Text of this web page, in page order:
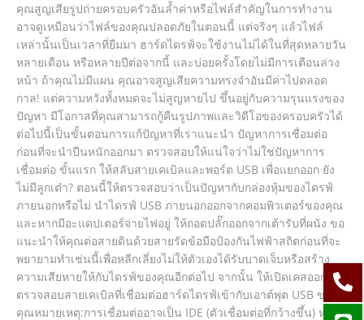
คุณสูญเสียรูปถ่ายครอบครัวอันล้ำค่าหรือไฟล์สำคัญในการทำงาน
อาจดูเหมือนว่าไฟล์ของคุณปลอดภัยในตอนนี้ แต่จริงๆ แล้วไฟล์
เหล่านั้นเป็นเวลาที่ยืมมา ฮาร์ดไดรฟ์จะใช้งานไม่ได้ในที่สุดหลายวัน
หลายเดือน หรือหลายปีต่อจากนี้ และบ่อยครั้งโดยไม่มีการเตือนล่วง
หน้า ถ้าคุณไม่มีแผน คุณอาจสูญเสียความทรงจำอันมีค่าไปตลอด
กาล! แต่ความหวังทั้งหมดจะไม่สูญหายไป ขึ้นอยู่กับความรุนแรงของ
ปัญหา มีโอกาสที่คุณสามารถกู้คืนรูปภาพและวิดีโอของครอบครัวได้
ต่อไปนี้เป็นขั้นตอนการแก้ปัญหาที่เราแนะนำ ปัญหาการเชื่อมต่อ
ก่อนที่จะนำปืนหนักออกมา ตรวจสอบให้แน่ใจว่าไม่ใช่ปัญหาการ
เชื่อมต่อ ขั้นแรก ให้สลับสายเคเบิลและพอร์ต USB เพื่อแยกออก ยัง
ไม่มีลูกเต๋า? ตอนนี้ให้ตรวจสอบว่าเป็นปัญหากับกล่องหุ้มของไดรฟ์
ภายนอกหรือไม่ นำไดรฟ์ USB ภายนอกออกจากคอมพิวเตอร์ของคุณ
และหากมีอะแดปเตอร์จ่ายไฟอยู่ ให้ถอดปลั๊กออกจากเต้ารับที่ผนัง ขอ
แนะนำให้คุณต่อสายดินด้วยสายรัดข้อมือป้องกันไฟฟ้าสถิตก่อนที่จะ
พยายามทำเช่นนี้เพื่อหลีกเลี่ยงไม่ให้ตัวเองได้รับบาดเจ็บหรือสร้าง
ความเสียหายให้กับไดรฟ์ของคุณอีกต่อไป จากนั้น ให้เปิดเคสออกและ
ตรวจสอบสายเคเบิลที่เชื่อมต่อฮาร์ดไดรฟ์เข้ากับเอาต์พุต USB ของ
คุณหมายเหตุ:การเชื่อมต่ออาจเป็น IDE (ตัวเชื่อมต่อที่กว้างขึ้น) หรือ